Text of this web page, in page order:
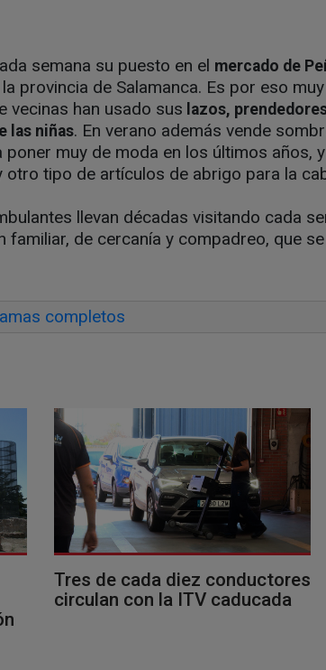
semana su puesto en el mercado de
provincia de Salamanca. Es por eso
vecinas han usado sus lazos,
las niñas. En verano además vende
muy de moda en los últimos años,
tipo de artículos de abrigo para la
llevan décadas visitando cada
de cercanía y compadreo, que
completos
Tres de cada diez conductores
circulan con la ITV caducada